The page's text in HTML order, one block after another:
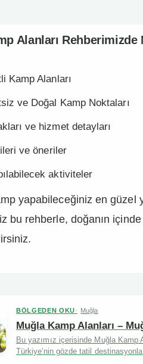
Alanları
Alanları Rehberimizde
Kamp Alanları
ve Doğal Kamp Noktaları
ve hizmet detayları
ve öneriler
aktiviteler
yapabileceğiniz en güzel
bu rehberle, doğanın
BÖLGEDEN OKU Muğla
Muğla Kamp Alanları –
Bu yazımız içerisinde Muğla Kamp
Türkiye'nin gözde tatil